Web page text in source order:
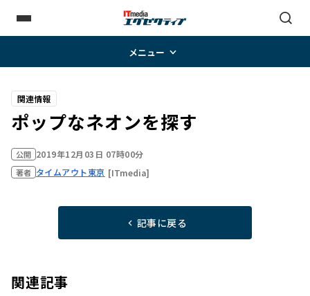
メニュー
関連情報
ポップなネオンを探す
公開 2019年12月03日 07時00分
著者 タイムアウト東京 [ITmedia]
記事に戻る
関連記事